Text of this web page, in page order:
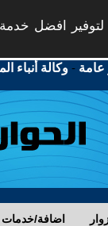
لتوفير افضل
عامة -وكالة أنباء
اضافة/خدمات